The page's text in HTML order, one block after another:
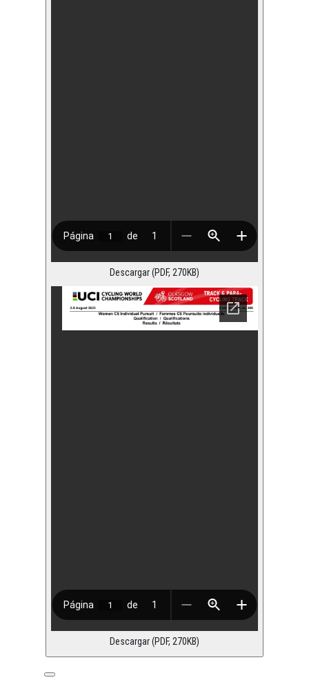
Descargar (PDF, 270KB)
Descargar (PDF, 270KB)